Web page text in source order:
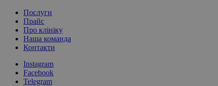
Послуги
Прайс
Про клініку
Наша команда
Контакти
Instagram
Facebook
Telegram